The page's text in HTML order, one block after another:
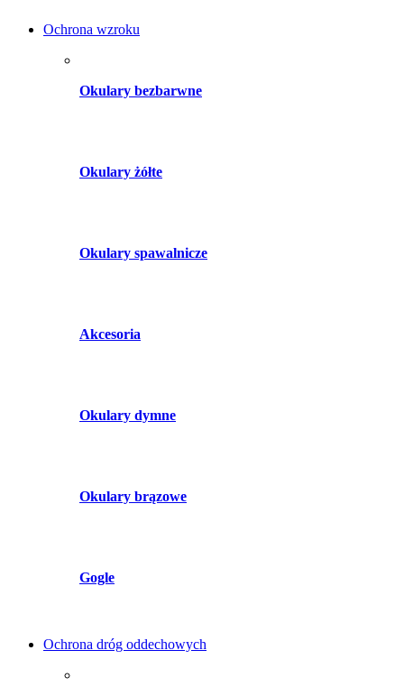
Ochrona wzroku
Okulary bezbarwne
Okulary żółte
Okulary spawalnicze
Akcesoria
Okulary dymne
Okulary brązowe
Gogle
Ochrona dróg oddechowych